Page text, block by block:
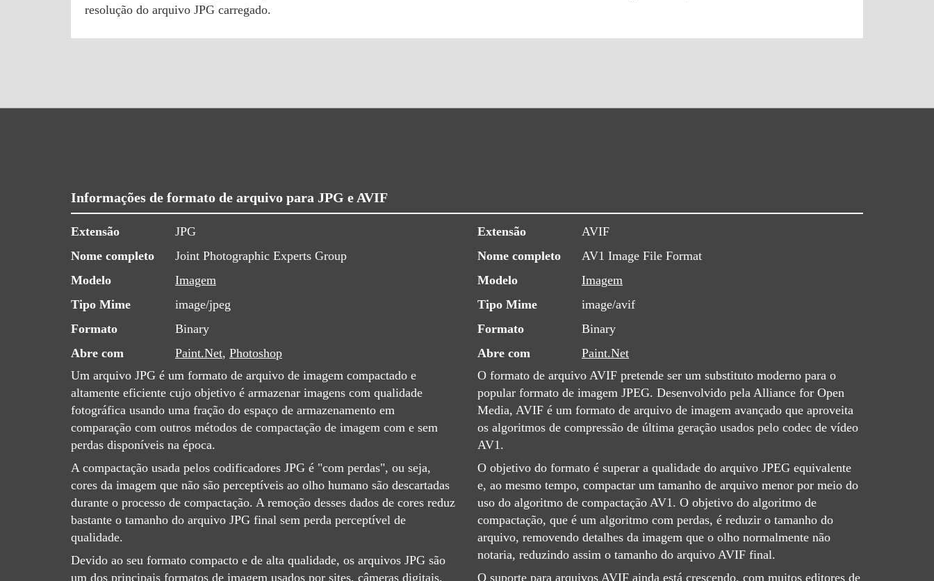
resolução do arquivo JPG carregado.
Informações de formato de arquivo para JPG e AVIF
Extensão
JPG
Nome completo
Joint Photographic Experts Group
Modelo
Imagem
Tipo Mime
image/jpeg
Formato
Binary
Abre com
Paint.Net, Photoshop
Um arquivo JPG é um formato de arquivo de imagem compactado e
altamente eficiente cujo objetivo é armazenar imagens com qualidade
fotográfica usando uma fração do espaço de armazenamento em
comparação com outros métodos de compactação de imagem com e sem
perdas disponíveis na época.
A compactação usada pelos codificadores JPG é "com perdas", ou seja,
cores da imagem que não são perceptíveis ao olho humano são descartadas
durante o processo de compactação. A remoção desses dados de cores reduz
bastante o tamanho do arquivo JPG final sem perda perceptível de
qualidade.
Devido ao seu formato compacto e de alta qualidade, os arquivos JPG são
um dos principais formatos de imagem usados ​​por sites, câmeras digitais,
Extensão
AVIF
Nome completo
AV1 Image File Format
Modelo
Imagem
Tipo Mime
image/avif
Formato
Binary
Abre com
Paint.Net
O formato de arquivo AVIF pretende ser um substituto moderno para o
popular formato de imagem JPEG. Desenvolvido pela Alliance for Open
Media, AVIF é um formato de arquivo de imagem avançado que aproveita
os algoritmos de compressão de última geração usados ​​pelo codec de vídeo
AV1.
O objetivo do formato é superar a qualidade do arquivo JPEG equivalente
e, ao mesmo tempo, compactar um tamanho de arquivo menor por meio do
uso do algoritmo de compactação AV1. O objetivo do algoritmo de
compactação, que é um algoritmo com perdas, é reduzir o tamanho do
arquivo, removendo detalhes da imagem que o olho normalmente não
notaria, reduzindo assim o tamanho do arquivo AVIF final.
O suporte para arquivos AVIF ainda está crescendo, com muitos editores de